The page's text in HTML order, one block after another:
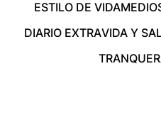
ESTILO DE VIDA
DIARIO EXTRAVIDA Y